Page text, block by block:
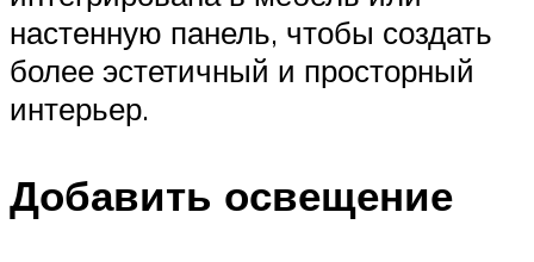
настенную панель, чтобы создать
более эстетичный и просторный
интерьер.
Добавить освещение